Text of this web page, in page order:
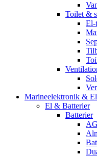
Toilet &
El-
Marineelektronik & El
El & Batterier
Batterier